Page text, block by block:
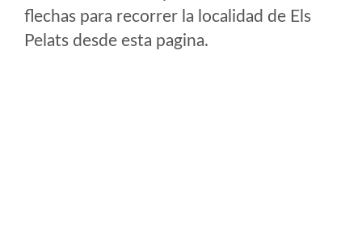
flechas para recorrer la localidad de Els
Pelats desde esta pagina.